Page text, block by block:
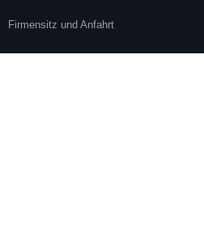
Firmensitz und Anfahrt